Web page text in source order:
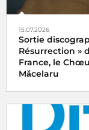
15.07.2026
Sortie
Résurrection »
France, le
Măcelaru